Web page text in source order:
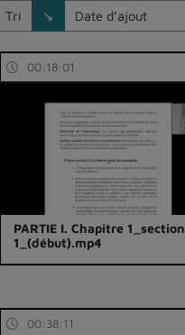
Tri ↘
Direction de tri
00:18:01
PARTIE I. Chapitre 1_section
1_(début).mp4
00:38:11